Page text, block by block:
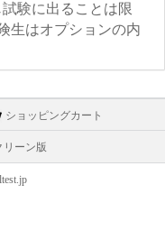
験に出ることは限
生はオプションの内
ショッピングカート
リーン版